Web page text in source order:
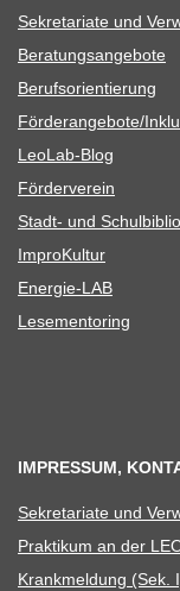
Sekre­ta­riate und
Bera­tungs­an­ge­bote
Berufs­ori­en­tie­rung
Förderangebote/​​
Leo­Lab-Blog
För­der­ver­ein
Stadt- und
Impro­Kul­tur
Ener­­gie-LAB
Lese­men­to­ring
IMPRESSUM,
Sekre­ta­riate und
Prak­ti­kum an der
Krank­mel­dung (Sek.